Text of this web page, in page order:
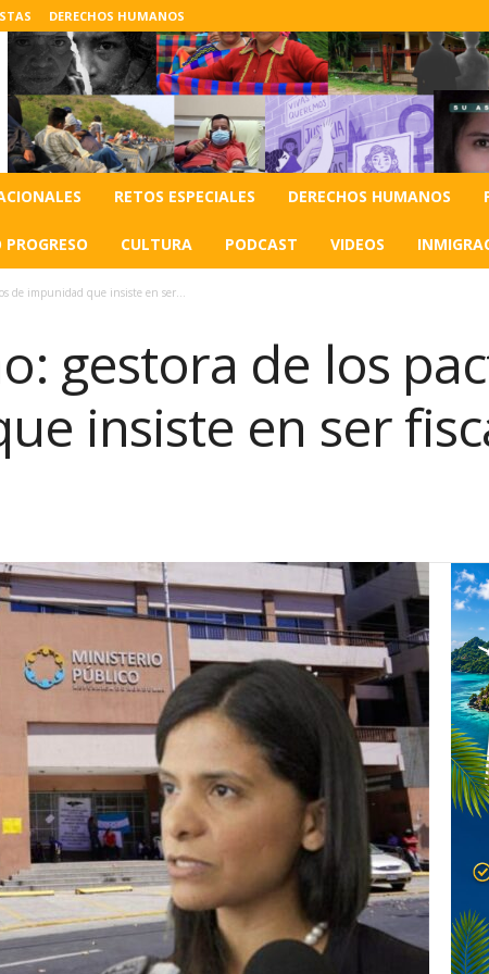
DERECHOS HUMANOS
RETOS ESPECIALES DERECHOS HUMANOS
PROGRESO CULTURA PODCAST VIDEOS
de impunidad que insiste en ser...
gestora de los
insiste en ser